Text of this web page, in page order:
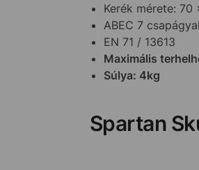
Kerék mérete: 70
ABEC 7
EN 71 / 13613
Maximális
Súlya: 4kg
Spartan